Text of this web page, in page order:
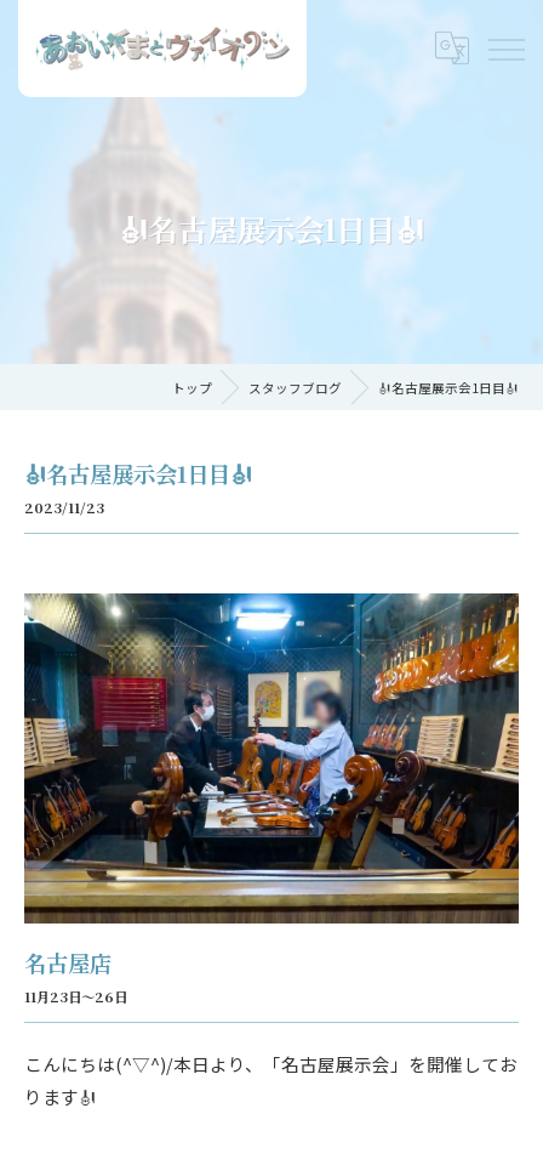
🎻名古屋展示会1日目🎻
トップ スタッフブログ 🎻名古屋展示会1日目🎻
🎻名古屋展示会1日目🎻
2023/11/23
名古屋店
11月23日～26日
こんにちは(^▽^)/本日より、「名古屋展示会」を開催してお
ります🎻